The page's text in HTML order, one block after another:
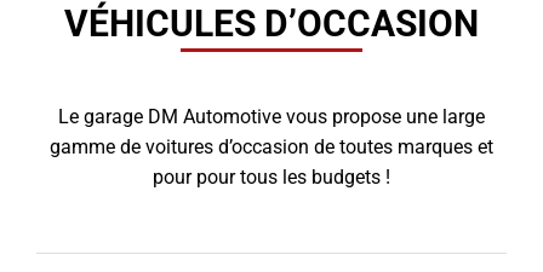
VÉHICULES D’OCCASION
Le garage DM Automotive vous propose une large
gamme de voitures d’occasion de toutes marques et
pour pour tous les budgets !